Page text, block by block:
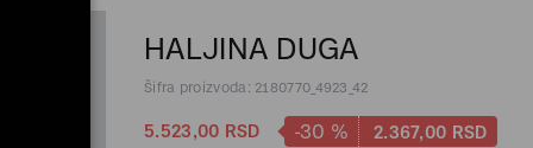
HALJINA DUGA
Šifra proizvoda: 2180770_4923_42
5.523,00 RSD -30 % 2.367,00 RSD